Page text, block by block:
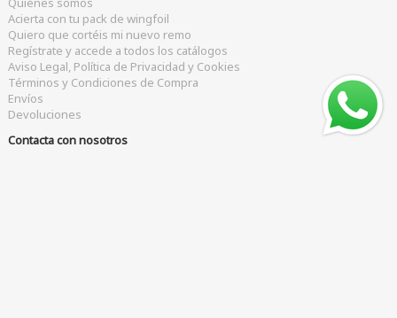
Acierta con tu pack de wingfoil
Quiero que cortéis mi nuevo remo
Regístrate y accede a todos los catálogos
Aviso Legal, Política de Privacidad y Cookies
Términos y Condiciones de Compra
Envíos
Devoluciones
Contacta con nosotros